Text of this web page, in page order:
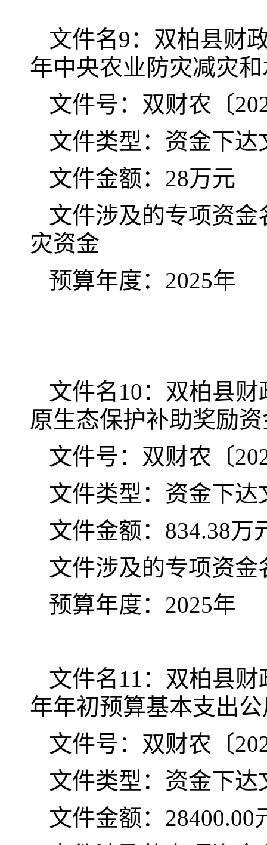
文件名9：双柏县财
年中央农业防灾减灾
文件号：双财农〔
文件类型：资金下达
文件金额： 28万元
文件涉及的专项资金
灾资金
预算年度： 2025年
文件名10：双柏县
原生态保护补助奖励
文件号：双财农〔
文件类型：资金下达
文件金额： 834.38万
文件涉及的专项资金
预算年度： 2025年
文件名11 ：双柏县
年年初预算基本支出
文件号：双财农〔
文件类型：资金下达
文件金额： 28400.00